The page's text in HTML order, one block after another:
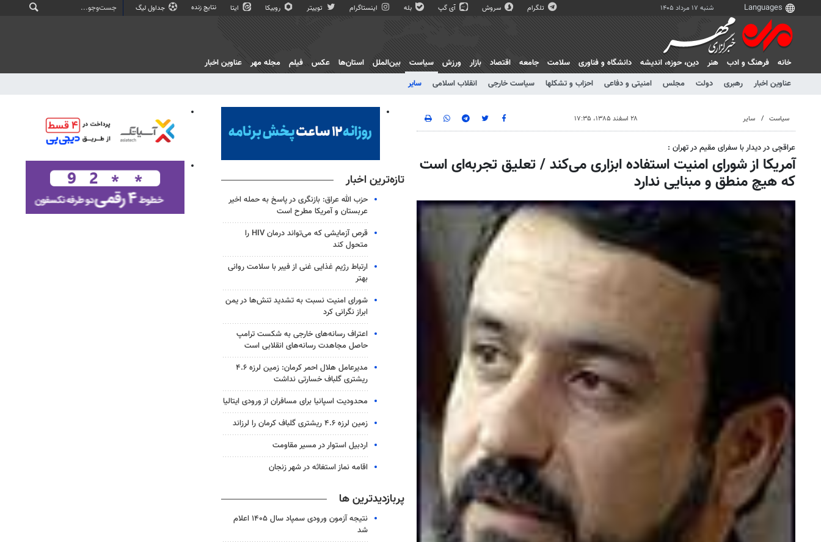
شنبه ۱۷ مرداد ۱۴۰۵ تلگرام سروش آی گپ بله اینستاگرام توییتر روبیکا ایتا نتایج زنده جداول لیگ
خانه فرهنگ و ادب هنر دين، حوزه، انديشه دانشگاه و فناوری سلامت جامعه اقتصاد بازار ورزش
سیاست
عناوین اخبار
رهبری دولت مجلس امنیتی و دفاعی احزاب و تشکلها سیاست خارجی انقلاب اسلامی سایر
بین‌الملل استان‌ها عکس فیلم مجله مهر عناوین اخبار
سیاست سایر ۲۸ اسفند ۱۳۸۵، ۱۷:۳۵
عراقچی در دیدار با سفرای مقیم در تهران :
آمریکا از شورای امنیت استفاده ابزاری می‌کند / تعلیق تجربه‌ای است
که هیچ منطق و مبنایی ندارد تازه‌ترین اخبار
حزب الله عراق: بازنگری در پاسخ به حمله اخیر
عربستان و آمریکا مطرح است
قرص آزمایشی که می‌تواند درمان HIV را
متحول کند
ارتباط رژیم غذایی غنی از فیبر با سلامت روانی
بهتر
شورای امنیت نسبت به تشدید تنش‌ها در یمن
ابراز نگرانی کرد
اعتراف رسانه‌های خارجی به شکست ترامپ
حاصل مجاهدت رسانه‌های انقلابی است
مدیرعامل هلال احمر کرمان: زمین لرزه ۴.۶
ریشتری گلباف خسارتی نداشت
محدودیت اسپانیا برای مسافران از ورودی ایتالیا
زمین لرزه ۴.۶ ریشتری گلباف کرمان را لرزاند
اردبیل استوار در مسیر مقاومت
اقامه نماز استغاثه در شهر زنجان
پربازدیدترین ها
نتیجه آزمون ورودی سمپاد سال ۱۴۰۵ اعلام
شد